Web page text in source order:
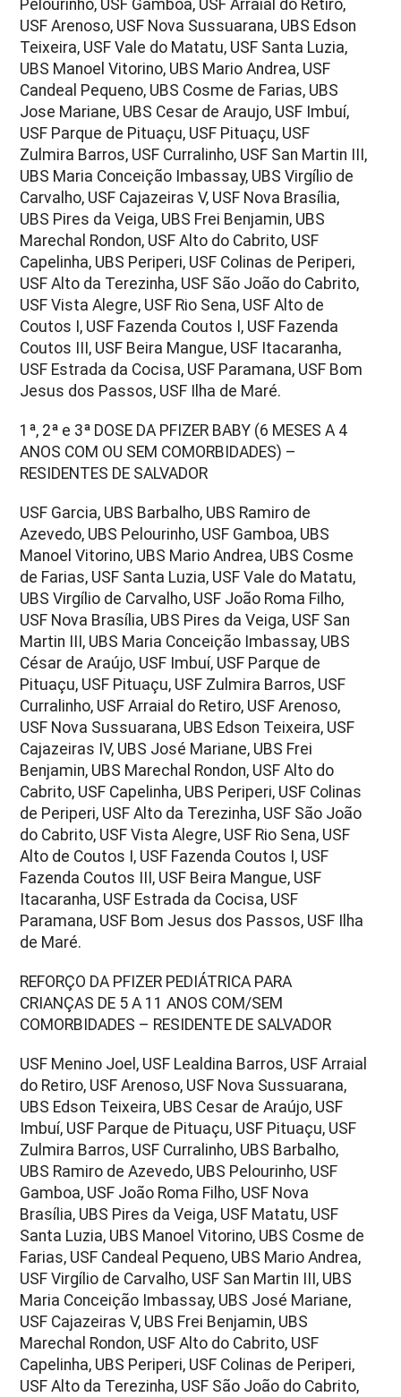
Pelourinho, USF Gamboa, USF Arraial do Retiro,
USF Arenoso, USF Nova Sussuarana, UBS Edson
Teixeira, USF Vale do Matatu, USF Santa Luzia,
UBS Manoel Vitorino, UBS Mario Andrea, USF
Candeal Pequeno, UBS Cosme de Farias, UBS
Jose Mariane, UBS Cesar de Araujo, USF Imbuí,
USF Parque de Pituaçu, USF Pituaçu, USF
Zulmira Barros, USF Curralinho, USF San Martin III,
UBS Maria Conceição Imbassay, UBS Virgílio de
Carvalho, USF Cajazeiras V, USF Nova Brasília,
UBS Pires da Veiga, UBS Frei Benjamin, UBS
Marechal Rondon, USF Alto do Cabrito, USF
Capelinha, UBS Periperi, USF Colinas de Periperi,
USF Alto da Terezinha, USF São João do Cabrito,
USF Vista Alegre, USF Rio Sena, USF Alto de
Coutos I, USF Fazenda Coutos I, USF Fazenda
Coutos III, USF Beira Mangue, USF Itacaranha,
USF Estrada da Cocisa, USF Paramana, USF Bom
Jesus dos Passos, USF Ilha de Maré.
1ª, 2ª e 3ª DOSE DA PFIZER BABY (6 MESES A 4
ANOS COM OU SEM COMORBIDADES) –
RESIDENTES DE SALVADOR
USF Garcia, UBS Barbalho, UBS Ramiro de
Azevedo, UBS Pelourinho, USF Gamboa, UBS
Manoel Vitorino, UBS Mario Andrea, UBS Cosme
de Farias, USF Santa Luzia, USF Vale do Matatu,
UBS Virgílio de Carvalho, USF João Roma Filho,
USF Nova Brasília, UBS Pires da Veiga, USF San
Martin III, UBS Maria Conceição Imbassay, UBS
César de Araújo, USF Imbuí, USF Parque de
Pituaçu, USF Pituaçu, USF Zulmira Barros, USF
Curralinho, USF Arraial do Retiro, USF Arenoso,
USF Nova Sussuarana, UBS Edson Teixeira, USF
Cajazeiras IV, UBS José Mariane, UBS Frei
Benjamin, UBS Marechal Rondon, USF Alto do
Cabrito, USF Capelinha, UBS Periperi, USF Colinas
de Periperi, USF Alto da Terezinha, USF São João
do Cabrito, USF Vista Alegre, USF Rio Sena, USF
Alto de Coutos I, USF Fazenda Coutos I, USF
Fazenda Coutos III, USF Beira Mangue, USF
Itacaranha, USF Estrada da Cocisa, USF
Paramana, USF Bom Jesus dos Passos, USF Ilha
de Maré.
REFORÇO DA PFIZER PEDIÁTRICA PARA
CRIANÇAS DE 5 A 11 ANOS COM/SEM
COMORBIDADES – RESIDENTE DE SALVADOR
USF Menino Joel, USF Lealdina Barros, USF Arraial
do Retiro, USF Arenoso, USF Nova Sussuarana,
UBS Edson Teixeira, UBS Cesar de Araújo, USF
Imbuí, USF Parque de Pituaçu, USF Pituaçu, USF
Zulmira Barros, USF Curralinho, UBS Barbalho,
UBS Ramiro de Azevedo, UBS Pelourinho, USF
Gamboa, USF João Roma Filho, USF Nova
Brasília, UBS Pires da Veiga, USF Matatu, USF
Santa Luzia, UBS Manoel Vitorino, UBS Cosme de
Farias, USF Candeal Pequeno, UBS Mario Andrea,
USF Virgílio de Carvalho, USF San Martin III, UBS
Maria Conceição Imbassay, UBS José Mariane,
USF Cajazeiras V, UBS Frei Benjamin, UBS
Marechal Rondon, USF Alto do Cabrito, USF
Capelinha, UBS Periperi, USF Colinas de Periperi,
USF Alto da Terezinha, USF São João do Cabrito,